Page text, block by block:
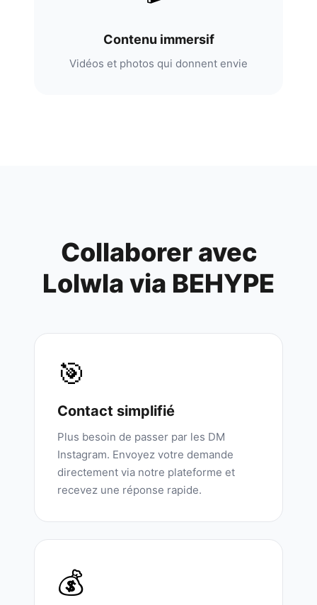
Contenu immersif
Vidéos et photos qui donnent envie
Collaborer avec
Lolwla via BEHYPE
🎯
Contact simplifié
Plus besoin de passer par les DM
Instagram. Envoyez votre demande
directement via notre plateforme et
recevez une réponse rapide.
💰